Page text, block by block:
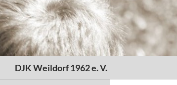
DJK Weildorf 1962 e. V.